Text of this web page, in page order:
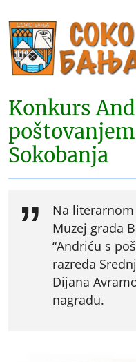
Konkurs
Sokobanja
Na
Muzej grada
“Andriću s
razreda
Dijana
nagradu.